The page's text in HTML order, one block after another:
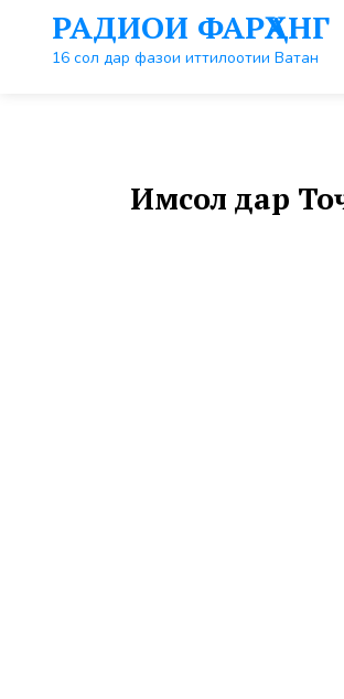
контенту
РАДИОИ ФАРҲАНГ
16 сол дар фазои иттилоотии Ватан
Имсол дар